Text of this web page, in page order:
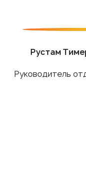
Рустам
Руководитель